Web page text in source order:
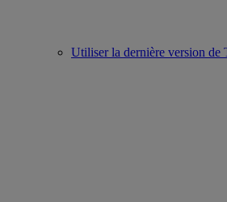
Utiliser la dernière version de